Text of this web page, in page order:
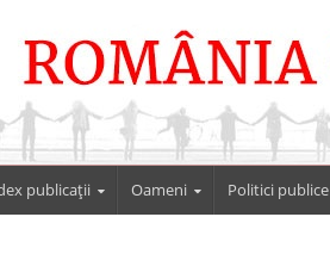
publicații Oameni Politici publice